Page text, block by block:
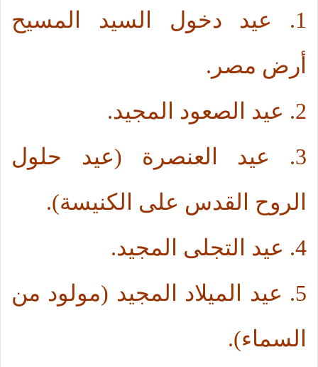
1. عيد دخول السيد المسيح
أرض مصر.
2. عيد الصعود المجيد.
3. عيد العنصرة (عيد حلول
الروح القدس على الكنيسة).
4. عيد التجلى المجيد.
5. عيد الميلاد المجيد (مولود من
السماء).